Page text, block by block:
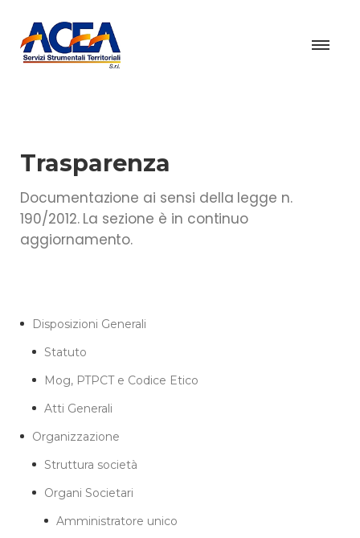
Trasparenza
Documentazione ai sensi della legge n.
190/2012. La sezione è in continuo
aggiornamento.
Disposizioni Generali
Statuto
Mog, PTPCT e Codice Etico
Atti Generali
Organizzazione
Struttura società
Organi Societari
Amministratore unico